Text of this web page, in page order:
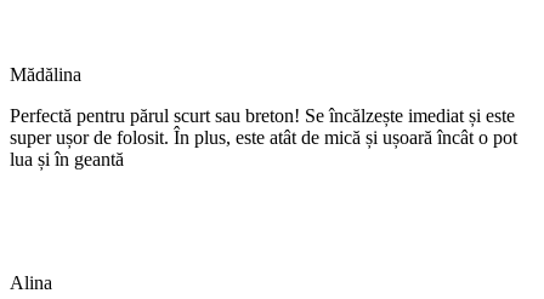
Mădălina
Perfectă pentru părul scurt sau breton! Se încălzește imediat și este
super ușor de folosit. În plus, este atât de mică și ușoară încât o pot
lua și în geantă
Alina